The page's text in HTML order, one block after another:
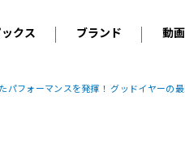
ックス
ス
ブランド
輸入車 アウディ
動画
オリ
パフォーマンスを発揮！ グッドイヤーの